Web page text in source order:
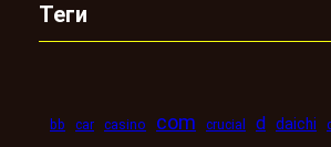
Теги
bb car casino com crucial d daichi